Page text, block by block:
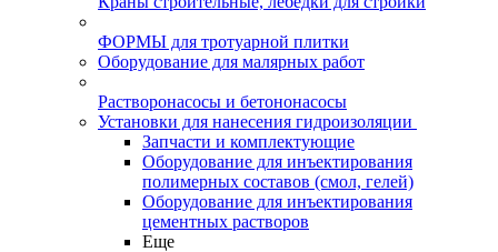
ФОРМЫ для тротуарной плитки
Оборудование для малярных работ
Растворонасосы и бетононасосы
Установки для нанесения гидроизоляции
Запчасти и комплектующие
Оборудование для инъектирования
полимерных составов (смол, гелей)
Оборудование для инъектирования
цементных растворов
Еще